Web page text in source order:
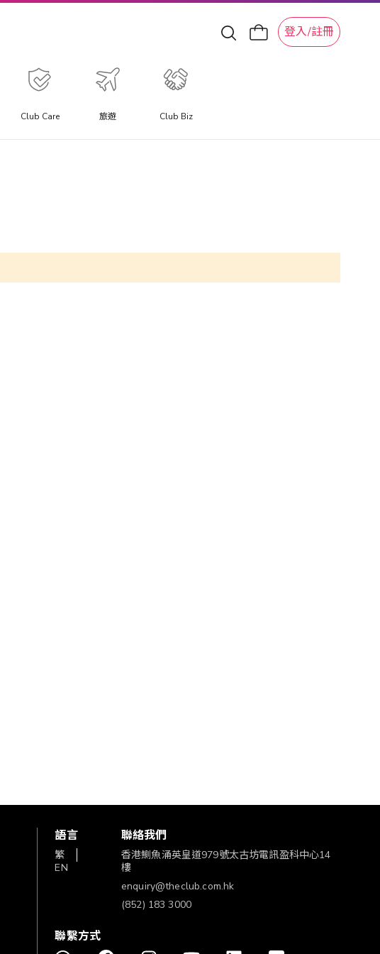
登入/註冊
Club Care 旅遊 Club Biz
語言
繁
EN
聯絡我們
香港鰂魚涌英皇道979號太古坊電訊盈科中心14
樓
enquiry@theclub.com.hk
(852) 183 3000
聯繫方式